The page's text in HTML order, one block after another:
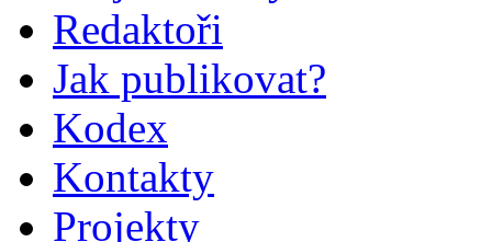
Redaktoři
Jak publikovat?
Kodex
Kontakty
Projekty